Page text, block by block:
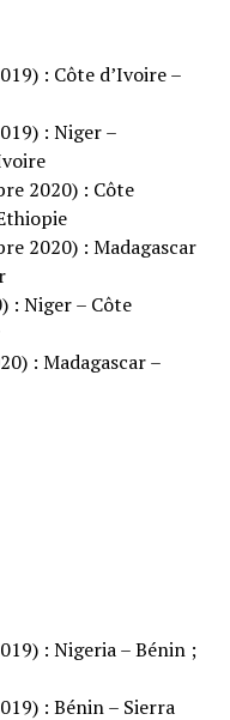
: Côte d’Ivoire –
: Niger –
2020) : Côte
2020) : Madagascar
: Niger – Côte
: Madagascar –
: Nigeria – Bénin ;
: Bénin – Sierra